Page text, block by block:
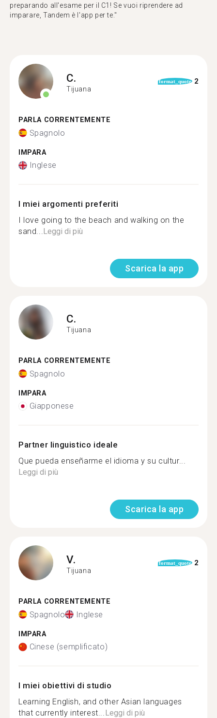
preparando all'esame per il C1! Se vuoi riprendere ad
imparare, Tandem è l'app per te."
C.
Tijuana
format_quote 2
PARLA CORRENTEMENTE
Spagnolo
IMPARA
Inglese
I miei argomenti preferiti
I love going to the beach and walking on the
sand...Leggi di più
Scarica la app
C.
Tijuana
PARLA CORRENTEMENTE
Spagnolo
IMPARA
Giapponese
Partner linguistico ideale
Que pueda enseñarme el idioma y su cultur...
Leggi di più
Scarica la app
V.
Tijuana
format_quote 2
PARLA CORRENTEMENTE
Spagnolo Inglese
IMPARA
Cinese (semplificato)
I miei obiettivi di studio
Learning English, and other Asian languages
that currently interest...Leggi di più